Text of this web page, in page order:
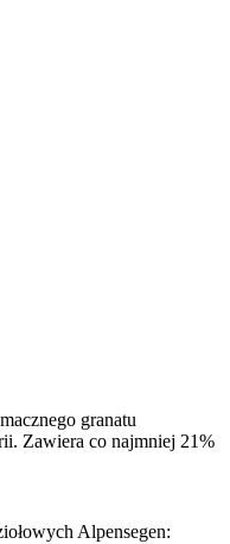
granatu
Zawiera co najmniej 21%
Alpensegen: